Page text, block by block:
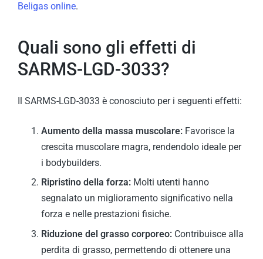
Beligas online.
Quali sono gli effetti di
SARMS-LGD-3033?
Il SARMS-LGD-3033 è conosciuto per i seguenti effetti:
Aumento della massa muscolare: Favorisce la
crescita muscolare magra, rendendolo ideale per
i bodybuilders.
Ripristino della forza: Molti utenti hanno
segnalato un miglioramento significativo nella
forza e nelle prestazioni fisiche.
Riduzione del grasso corporeo: Contribuisce alla
perdita di grasso, permettendo di ottenere una